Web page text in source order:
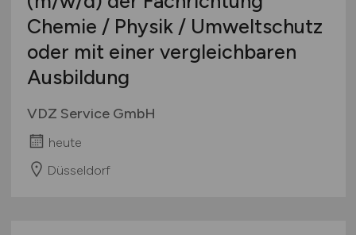
Chemie / Physik / Umweltschutz
oder mit einer vergleichbaren
Ausbildung
VDZ Service GmbH
heute
Düsseldorf